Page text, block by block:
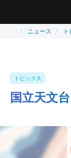
ニュース
トピックス
国立天文